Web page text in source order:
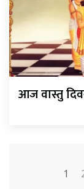
आज वास्तु
1